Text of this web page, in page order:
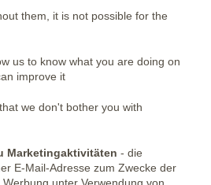
them, it is not possible for the
us to know what you are doing on
improve it
we don't bother you with
Marketingaktivitäten - die
E-Mail-Adresse zum Zwecke der